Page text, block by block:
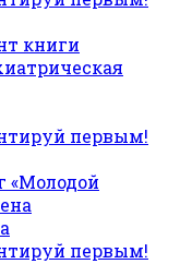
книги
первым!
«Молодой
первым!